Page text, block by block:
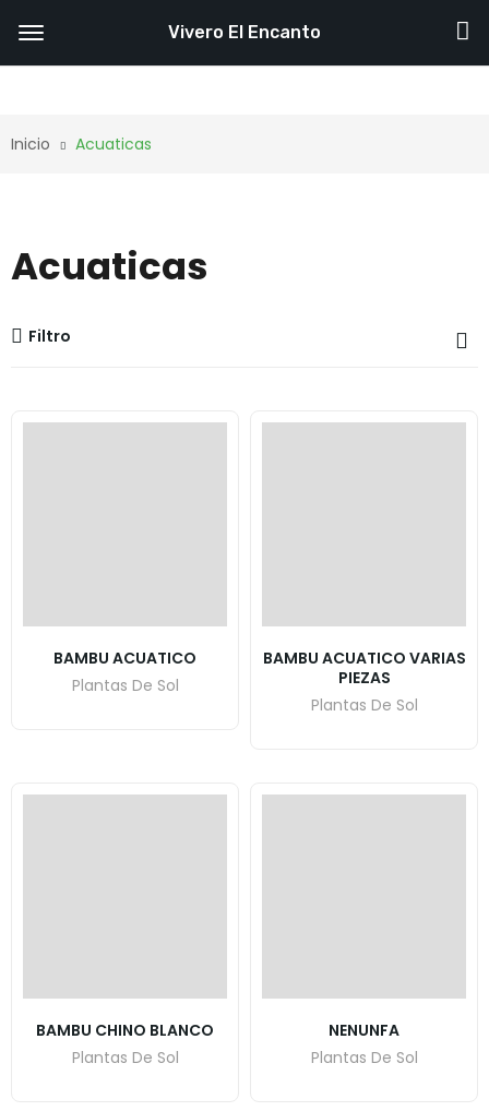
Inicio Acuaticas
Acuaticas
Filtro
BAMBU ACUATICO
Plantas De Sol
BAMBU ACUATICO VARIAS
PIEZAS
Plantas De Sol
BAMBU CHINO BLANCO
Plantas De Sol
NENUNFA
Plantas De Sol
Vivero El Encanto